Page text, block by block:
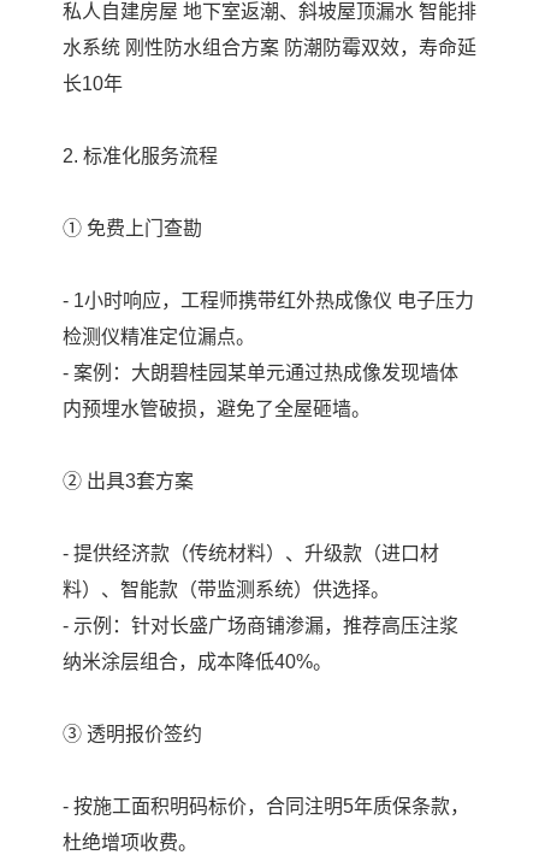
私人自建房屋 地下室返潮、斜坡屋顶漏水 智能排
水系统 刚性防水组合方案 防潮防霉双效，寿命延
长10年
2. 标准化服务流程
① 免费上门查勘
- 1小时响应，工程师携带红外热成像仪 电子压力
检测仪精准定位漏点。
- 案例：大朗碧桂园某单元通过热成像发现墙体
内预埋水管破损，避免了全屋砸墙。
② 出具3套方案
- 提供经济款（传统材料）、升级款（进口材
料）、智能款（带监测系统）供选择。
- 示例：针对长盛广场商铺渗漏，推荐高压注浆
纳米涂层组合，成本降低40%。
③ 透明报价签约
- 按施工面积明码标价，合同注明5年质保条款，
杜绝增项收费。